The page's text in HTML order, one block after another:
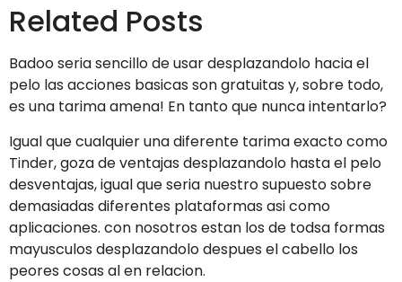
Related Posts
Badoo seri­a sencillo de usar desplazandolo hacia el
pelo las acciones basicas son gratuitas y, sobre todo,
es una tarima amena! En tanto que nunca intentarlo?
Igual que cualquier una diferente tarima exacto como
Tinder, goza de ventajas desplazandolo hasta el pelo
desventajas, igual que seri­a nuestro supuesto sobre
demasiadas diferentes plataformas asi­ como
aplicaciones. con nosotros estan los de todsa formas
mayusculos desplazandolo despues el cabello los
peores cosas al en relacion.